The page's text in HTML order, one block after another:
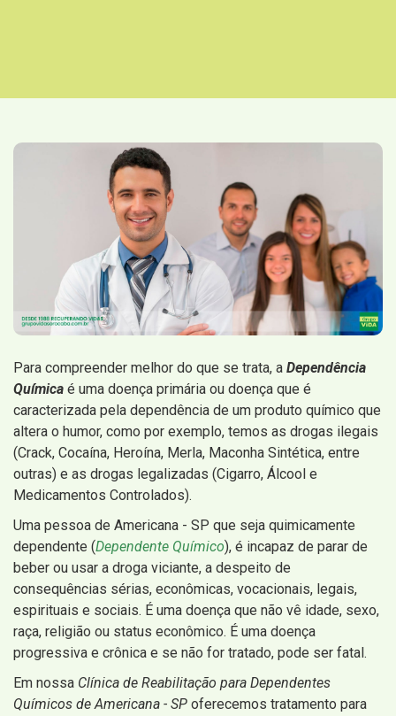
Para compreender melhor do que se trata, a Dependência
Química é uma doença primária ou doença que é
caracterizada pela dependência de um produto químico que
altera o humor, como por exemplo, temos as drogas ilegais
(Crack, Cocaína, Heroína, Merla, Maconha Sintética, entre
outras) e as drogas legalizadas (Cigarro, Álcool e
Medicamentos Controlados).
Uma pessoa de Americana - SP que seja quimicamente
dependente (Dependente Químico), é incapaz de parar de
beber ou usar a droga viciante, a despeito de
consequências sérias, econômicas, vocacionais, legais,
espirituais e sociais. É uma doença que não vê idade, sexo,
raça, religião ou status econômico. É uma doença
progressiva e crônica e se não for tratado, pode ser fatal.
Em nossa Clínica de Reabilitação para Dependentes
Químicos de Americana - SP oferecemos tratamento para